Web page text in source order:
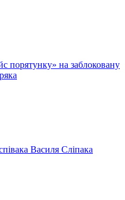
порятунку» на заблоковану
Василя Сліпака